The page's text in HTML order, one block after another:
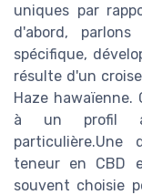
uniques par
d'abord,
spécifique,
résulte d'un
Haze hawaïenne.
à un profil
teneur en CBD
souvent choisie